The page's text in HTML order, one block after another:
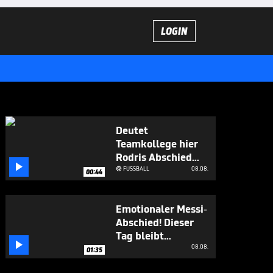
LOGIN
 00:44
Deutet
Teamkollege hier
Rodris Abschied
an?
 FUSSBALL 08.08.
 01:35
Emotionaler Messi-
Abschied! Dieser
Tag bleibt
08.08.